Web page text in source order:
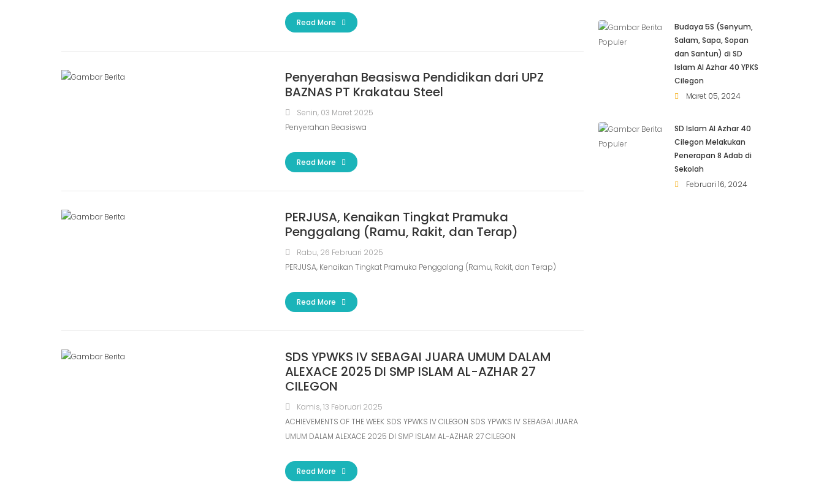
Read More
Penyerahan Beasiswa Pendidikan dari UPZ
BAZNAS PT Krakatau Steel
Senin, 03 Maret 2025
Penyerahan Beasiswa
Read More
PERJUSA, Kenaikan Tingkat Pramuka
Penggalang (Ramu, Rakit, dan Terap)
Rabu, 26 Februari 2025
PERJUSA, Kenaikan Tingkat Pramuka Penggalang (Ramu, Rakit, dan Terap)
Read More
SDS YPWKS IV SEBAGAI JUARA UMUM DALAM
ALEXACE 2025 DI SMP ISLAM AL-AZHAR 27
CILEGON
Kamis, 13 Februari 2025
ACHIEVEMENTS OF THE WEEK SDS YPWKS IV CILEGON SDS YPWKS IV SEBAGAI JUARA
UMUM DALAM ALEXACE 2025 DI SMP ISLAM AL-AZHAR 27 CILEGON
Read More
Budaya 5S (Senyum,
Salam, Sapa, Sopan
dan Santun) di SD
Islam Al Azhar 40 YPKS
Cilegon
Maret 05, 2024
SD Islam Al Azhar 40
Cilegon Melakukan
Penerapan 8 Adab di
Sekolah
Februari 16, 2024